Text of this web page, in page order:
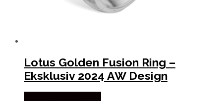
Lotus Golden Fusion Ring –
Eksklusiv 2024 AW Design